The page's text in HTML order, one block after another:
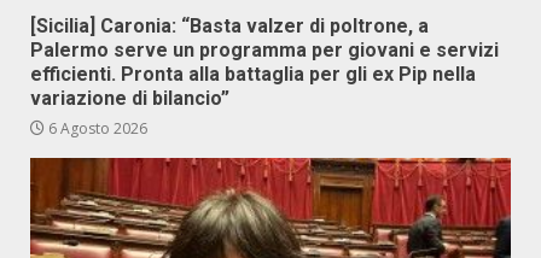
[Sicilia] Caronia: “Basta valzer di poltrone, a
Palermo serve un programma per giovani e servizi
efficienti. Pronta alla battaglia per gli ex Pip nella
variazione di bilancio”
6 Agosto 2026